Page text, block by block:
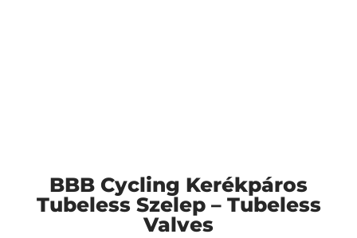
BBB Cycling Kerékpáros
Tubeless Szelep – Tubeless
Valves